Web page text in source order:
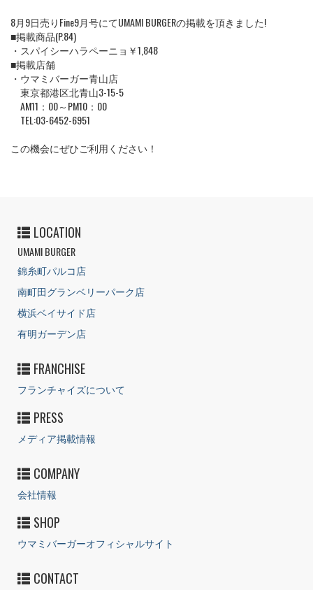
8月9日売りFine9月号にてUMAMI BURGERの掲載を頂きました!
■掲載商品(P.84)
・スパイシーハラペーニョ￥1,848
■掲載店舗
・ウマミバーガー青山店
東京都港区北青山3-15-5
AM11：00～PM10：00
TEL:03-6452-6951
この機会にぜひご利用ください！
LOCATION
UMAMI BURGER
錦糸町パルコ店
南町田グランベリーパーク店
横浜ベイサイド店
有明ガーデン店
FRANCHISE
フランチャイズについて
PRESS
メディア掲載情報
COMPANY
会社情報
SHOP
ウマミバーガーオフィシャルサイト
CONTACT